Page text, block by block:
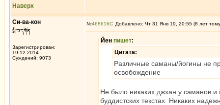
Наверх
Си-ва-кон
སྲི་བ་དཀོན
Зарегистрирован:
19.12.2014
Суждений: 9073
№468616 Добавлено: Чт 31 Янв 19, 20:55 (8 лет
Йен пишет:
Цитата:
Различные саманы/йогины не
освобождение
Не было никаких джхан у саманов
буддистских текстах. Никаких